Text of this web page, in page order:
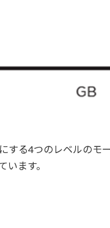
する4つのレベルのモ
ます。